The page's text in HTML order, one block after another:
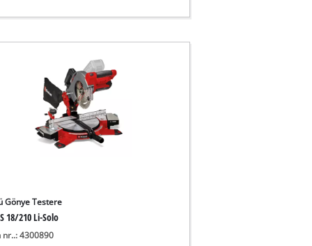
Gönye Testere
18/210 Li-Solo
nr..: 4300890